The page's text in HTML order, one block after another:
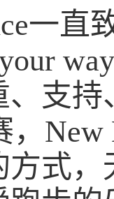
一直
、支
，
方式